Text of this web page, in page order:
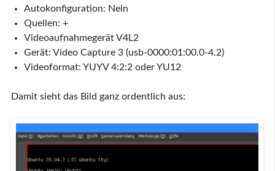
Autokonfiguration: Nein
Quellen: +
Videoaufnahmegerät V4L2
Gerät: Video Capture 3 (usb-0000:01:00.0-4.2)
Videoformat: YUYV 4:2:2 oder YU12
Damit sieht das Bild ganz ordentlich aus: